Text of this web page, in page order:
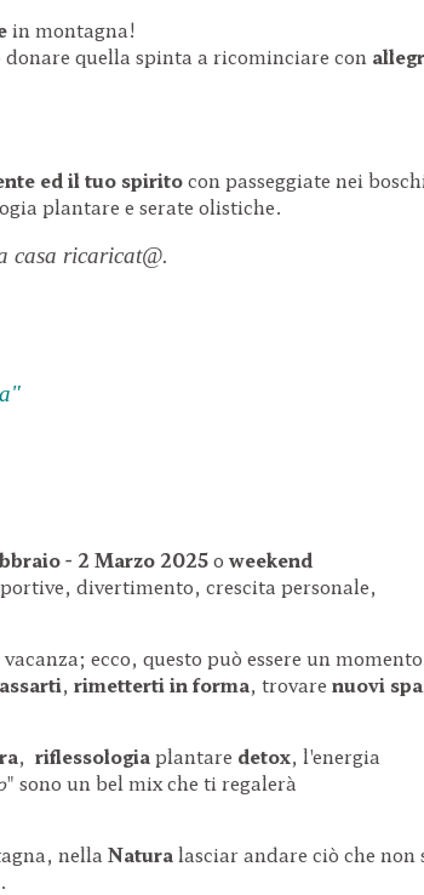
in montagna!
donare quella spinta a ricominciare con
ed il tuo spiritocon passeggiate nei
plantare e serate olistiche.
casa ricaricat@.
- 2 Marzo 2025oweekend
divertimento, crescita personale,
ecco, questo può essere un momento
, rimetterti in forma, trovare nuovi
, riflessologiaplantare detox, l'energia
" sono un bel mix che ti regalerà
nella Naturalasciar andare ciò che non
.